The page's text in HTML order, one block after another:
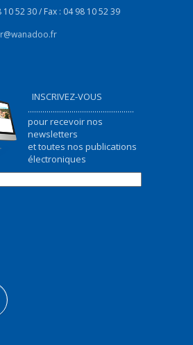
10 52 30 / Fax : 04 98 10 52 39
INSCRIVEZ-VOUS
...................................................
pour recevoir nos
newsletters
et toutes nos publications
électroniques